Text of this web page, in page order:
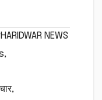
NEWS
,
,